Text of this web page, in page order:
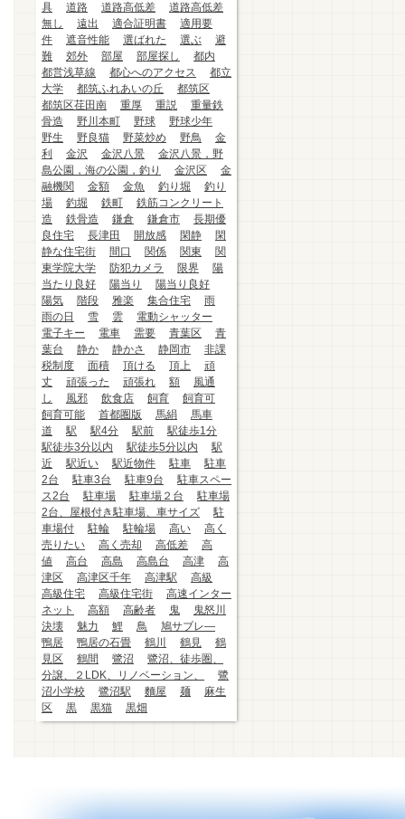
具
道路 道路高低差
道路高低差
無し
遠出 適合証明書
適用要
件
遮音性能 選ばれた 選ぶ
避
難
郊外 部屋 部屋探し
都内
都営浅草線
都心へのアクセス
都立
大学
都筑ふれあいの丘
都筑区
都筑区荏田南
重厚 重説
重量鉄
骨造
野川本町 野球
野球少年
野生
野良猫 野菜炒め 野鳥
金
利
金沢 金沢八景
金沢八景，野
島公園，海の公園，釣り
金沢区
金
融機関
金額 金魚 釣り堀
釣り
場
釣堀 鉄町
鉄筋コンクリート
造
鉄骨造 鎌倉 鎌倉市
長期優
良住宅
長津田 開放感 閑静
閑
静な住宅街
間口 関係 関東
関
東学院大学
防犯カメラ 限界
陽
当たり良好
陽当り
陽当り良好
陽気
階段 雅楽 集合住宅
雨
雨の日
雪 雲
電動シャッター
電子キー
電車 需要 青葉区
青
葉台
静か 静かさ 静岡市
非課
税制度
面積 頂ける 頂上
頑
丈
頑張った 頑張れ 額
風通
し
風邪 飲食店 飼育
飼育可
飼育可能
首都圏版 馬絹
馬車
道
駅 駅4分 駅前
駅徒歩1分
駅徒歩3分以内
駅徒歩5分以内
駅
近
駅近い 駅近物件 駐車
駐車
2台
駐車3台 駐車9台
駐車スペー
ス2台
駐車場 駐車場２台
駐車場
2台、屋根付き駐車場、車サイズ
駐
車場付
駐輪 駐輪場 高い
高く
売りたい
高く売却 高低差
高
値
高台 高島 高島台 高津
高
津区
高津区千年 高津駅
高級
高級住宅
高級住宅街
高速インター
ネット
高額 高齢者 鬼
鬼怒川
決壊
魅力 鯉 鳥
鳩サブレ―
鴨居
鴨居の石畳 鶴川 鶴見
鶴
見区
鶴間 鷺沼
鷺沼、徒歩圏、
分譲、２LDK、リノベーション、
鷺
沼小学校
鷺沼駅 麵屋 麺
麻生
区
黒 黒猫 黒畑